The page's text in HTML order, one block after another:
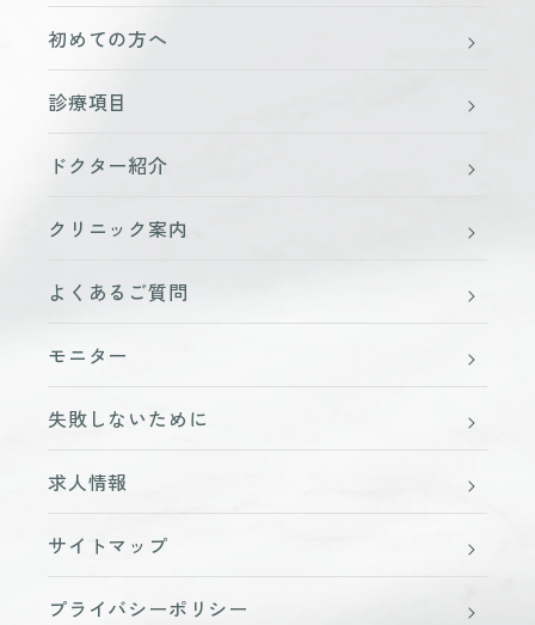
初めての方へ
診療項目
ドクター紹介
クリニック案内
よくあるご質問
モニター
失敗しないために
求人情報
サイトマップ
プライバシーポリシー